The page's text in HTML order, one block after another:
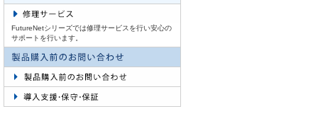
FutureNetシリーズでは修理サービスを行い安心の
サポートを行います。